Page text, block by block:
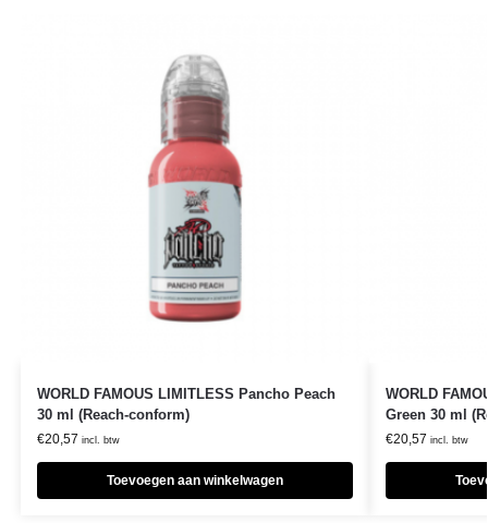
WORLD FAMOUS LIMITLESS Pancho Peach
30 ml (Reach-conform)
€20,57 incl. btw
Toevoegen aan winkelwagen
WORLD
Green 30 ml
€20,57 incl. btw